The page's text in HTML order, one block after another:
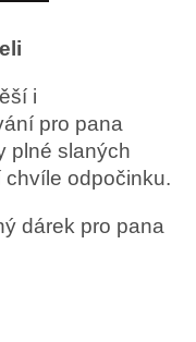
i
pro pana
plné slaných
odpočinku.
dárek pro pana